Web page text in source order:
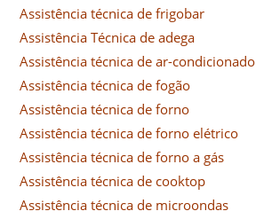
Assistência técnica de frigobar
Assistência Técnica de adega
Assistência técnica de ar-condicionado
Assistência técnica de fogão
Assistência técnica de forno
Assistência técnica de forno elétrico
Assistência técnica de forno a gás
Assistência técnica de cooktop
Assistência técnica de microondas